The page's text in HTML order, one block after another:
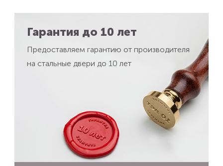
Гарантия до 10 лет
Предоставляем гарантию от производителя
на стальные двери до 10 лет